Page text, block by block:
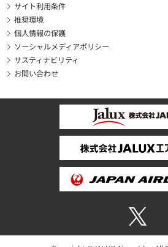
サイト利用条件
推奨環境
個人情報の保護
ソーシャルメディアポリシー
サスティナビリティ
お問い合わせ